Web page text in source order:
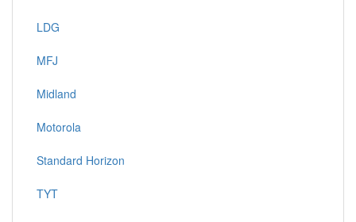
LDG
MFJ
Midland
Motorola
Standard Horizon
TYT